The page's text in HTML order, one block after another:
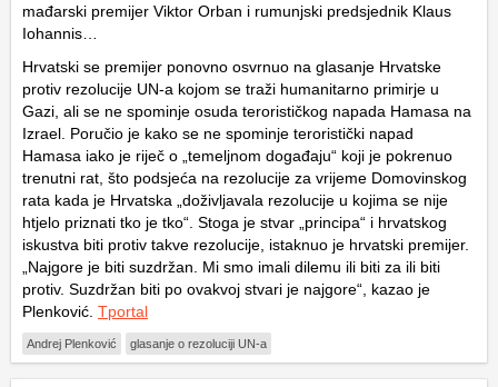
mađarski premijer Viktor Orban i rumunjski predsjednik Klaus
Iohannis…
Hrvatski se premijer ponovno osvrnuo na glasanje Hrvatske
protiv rezolucije UN-a kojom se traži humanitarno primirje u
Gazi, ali se ne spominje osuda terorističkog napada Hamasa na
Izrael. Poručio je kako se ne spominje teroristički napad
Hamasa iako je riječ o „temeljnom događaju“ koji je pokrenuo
trenutni rat, što podsjeća na rezolucije za vrijeme Domovinskog
rata kada je Hrvatska „doživljavala rezolucije u kojima se nije
htjelo priznati tko je tko“. Stoga je stvar „principa“ i hrvatskog
iskustva biti protiv takve rezolucije, istaknuo je hrvatski premijer.
„Najgore je biti suzdržan. Mi smo imali dilemu ili biti za ili biti
protiv. Suzdržan biti po ovakvoj stvari je najgore“, kazao je
Plenković. Tportal
Andrej Plenković glasanje o rezoluciji UN-a